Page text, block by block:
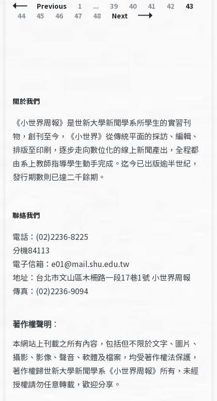
Posts
Navigation
Previous Page
1 ... Page
39 Page
40 Page
41 Page
42 Page
43
Page
44 Page
45 Page
46 Page
47 Page
48 Next
關於我們
《小世界周報》是世新大學新聞學系所學生的實習刊
物，創刊至今，《小世界》從傳統平面的採訪、編輯、
排版至印刷，逐步走向數位化的線上新聞產出，全程都
由系上教師指導學生動手完成。迄今已出版逾半世紀，
發行期數則已達二千餘期。
聯絡我們
電話：(02)2236-8225
分機84113
電子信箱：e01@mail.shu.edu.tw
地址：台北市文山區木柵路一段17巷1號 小世界周報
傳真：(02)2236-9094
著作權聲明 ：
本網站上刊載之所有內容，包括但不限於文字、圖片、
攝影、影像、聲音、軟體及檔案，均受著作權法保護，
著作權歸世新大學新聞學系《小世界周報》所有，未經
授權請勿任意轉載，歡迎分享。